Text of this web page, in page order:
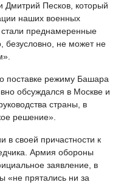
Дмитрий Песков, который
наших военных
стали преднамеренные
безусловно, не может не
поставке режиму Башара
обсуждался в Москве и
страны, в
решение».
в своей причастности к
Армия обороны
заявление, в
«не прятались ни за